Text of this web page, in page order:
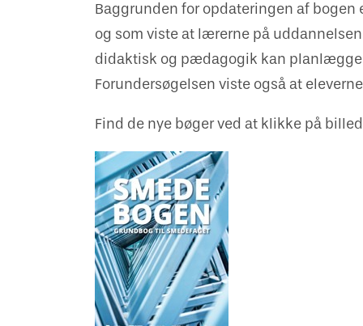
Baggrunden for opdateringen af bogen
og som viste at lærerne på
didaktisk og pædagogik kan
Forundersøgelsen viste også at
Find de nye bøger ved at klikke på